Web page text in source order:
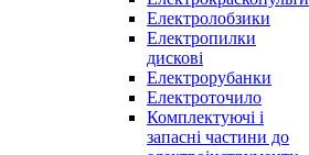
Електролобзики
Електропилки
дискові
Електрорубанки
Електроточило
Комплектуючі і
запасні частини до